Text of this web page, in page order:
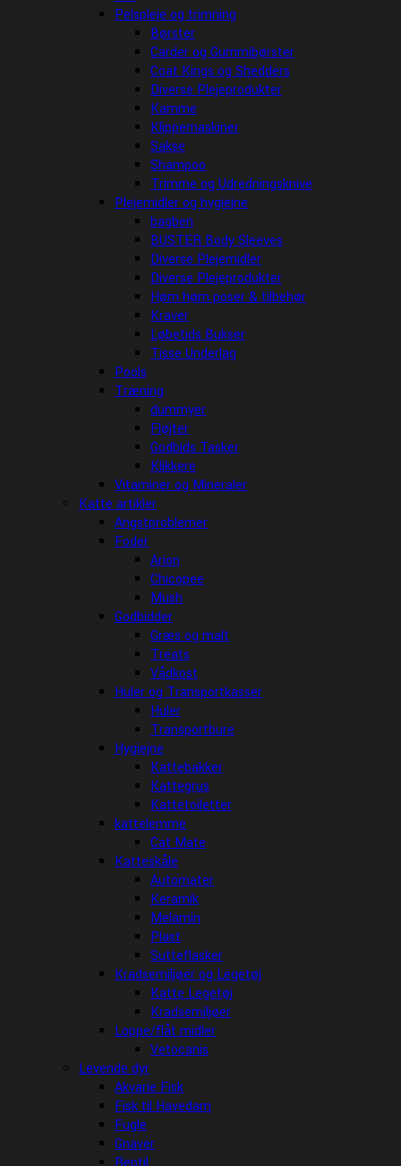
Pelspleje og trimning
Børster
Carder og Gummibørster
Coat Kings og Shedders
Diverse Plejeprodukter
Kamme
Klippemaskiner
Sakse
Shampoo
Trimme og Udredningsknive
Plejemidler og hygiejne
bagben
BUSTER Body Sleeves
Diverse Plejemidler
Diverse Plejeprodukter
Høm høm poser & tilbehør
Kraver
Løbetids Bukser
Tisse Underlag
Pools
Træning
dummyer
Fløjter
Godbids Tasker
Klikkere
Vitaminer og Mineraler
Katte artikler
Angstproblemer
Foder
Arion
Chicopee
Mush
Godbidder
Græs og malt
Treats
Vådkost
Huler og Transportkasser
Huler
Transportbure
Hygiejne
Kattebakker
Kattegrus
Kattetoiletter
kattelemme
Cat Mate
Katteskåle
Automater
Keramik
Melamin
Plast
Sutteflasker
Kradsemiljøer og Legetøj
Katte Legetøj
Kradsemiljøer
Loppe/flåt midler
Vetocanis
Levende dyr
Akvarie Fisk
Fisk til Havedam
Fugle
Gnaver